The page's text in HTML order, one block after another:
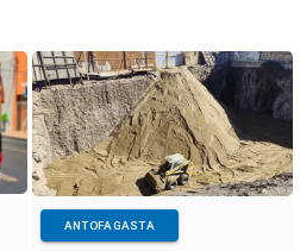
ANTOFAGASTA